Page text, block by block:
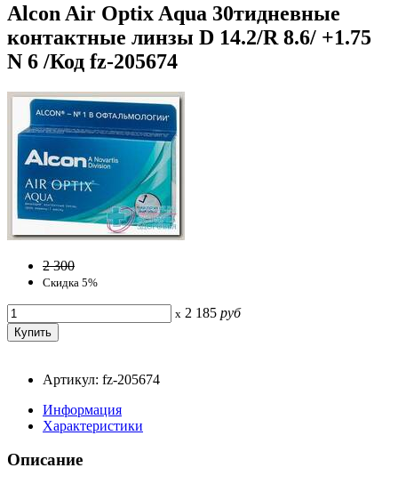
Alcon Air Optix Aqua 30тидневные
контактные линзы D 14.2/R 8.6/ +1.75
N 6 /Код fz-205674
2 300
Скидка 5%
x 2 185 руб
Артикул: fz-205674
Информация
Характеристики
Описание